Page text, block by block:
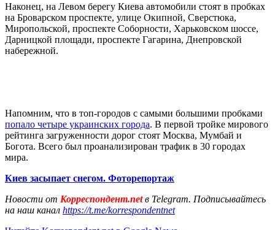
Наконец, на Левом берегу Киева автомобили стоят в пробках
на Броварском проспекте, улице Окипной, Сверстюка,
Миропольской, проспекте Соборности, Харьковском шоссе,
Дарницкой площади, проспекте Гагарина, Днепровской
набережной.
Напомним, что в топ-городов с самыми большими пробками
попало четыре украинских города. В первой тройке мирового
рейтинга загруженности дорог стоят Москва, Мумбай и
Богота. Всего был проанализирован трафик в 30 городах
мира.
Киев засыпает снегом. Фоторепортаж
Новости от Корреспондент.netв Telegram. Подписывайтесь
на наш канал https://t.me/korrespondentnet